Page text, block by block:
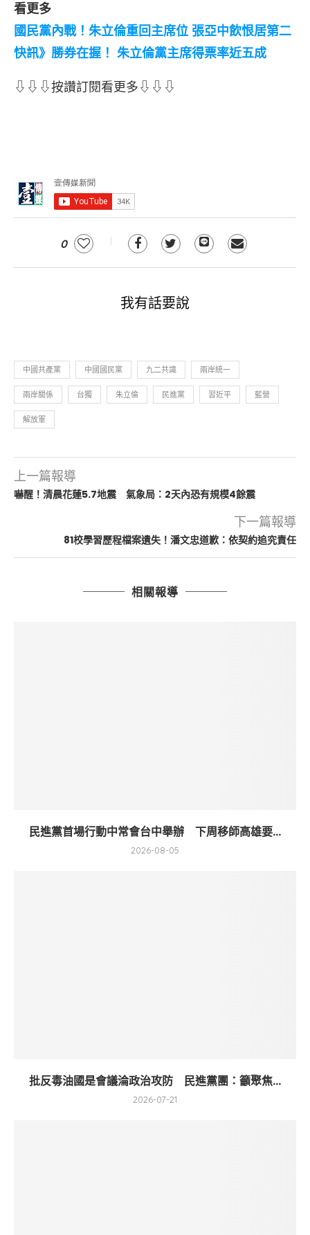
看更多
國民黨內戰！朱立倫重回主席位 張亞中飲恨居第二
快訊》勝券在握！ 朱立倫黨主席得票率近五成
⇩⇩⇩按讚訂閱看更多⇩⇩⇩
0
我有話要說
中國共產黨 中國國民黨 九二共識 兩岸統一
兩岸關係 台獨 朱立倫 民進黨 習近平 藍營
解放軍
上一篇報導
嚇醒！清晨花蓮5.7地震 氣象局：2天內恐有規模4餘震
下一篇報導
81校學習歷程檔案遺失！潘文忠道歉：依契約追究責任
相關報導
民進黨首場行動中常會台中舉辦 下周移師高雄要...
2026-08-05
批反毒油國是會議淪政治攻防 民進黨團：籲聚焦...
2026-07-21